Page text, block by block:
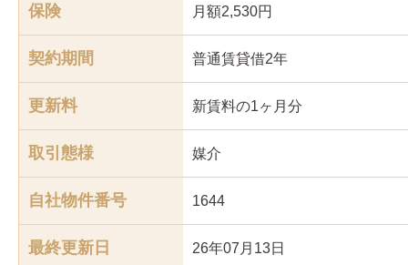
保険 月額2,530円
契約期間 普通賃貸借2年
更新料 新賃料の1ヶ月分
取引態様 媒介
自社物件番号 1644
最終更新日 26年07月13日